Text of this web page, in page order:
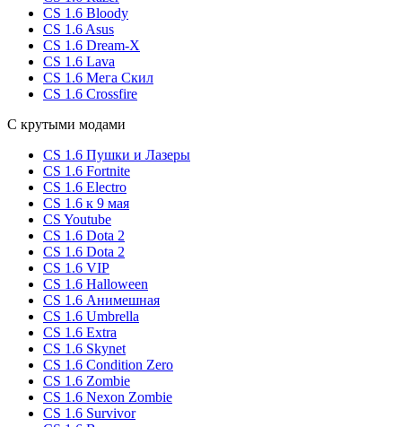
CS 1.6 Bloody
CS 1.6 Asus
CS 1.6 Dream-X
CS 1.6 Lava
CS 1.6 Мега Скил
CS 1.6 Crossfire
С крутыми модами
CS 1.6 Пушки и Лазеры
CS 1.6 Fortnite
CS 1.6 Electro
CS 1.6 к 9 мая
CS Youtube
CS 1.6 Dota 2
CS 1.6 Dota 2
CS 1.6 VIP
CS 1.6 Halloween
CS 1.6 Анимешная
CS 1.6 Umbrella
CS 1.6 Extra
CS 1.6 Skynet
CS 1.6 Condition Zero
CS 1.6 Zombie
CS 1.6 Nexon Zombie
CS 1.6 Survivor